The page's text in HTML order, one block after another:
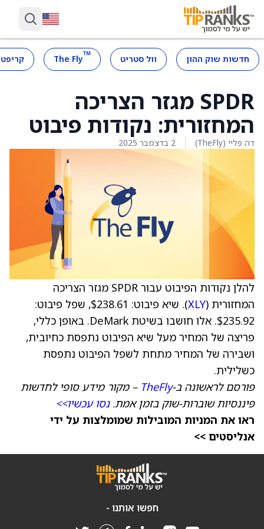
חדשות שוק ההון וול סטריט ™
The Fly
SPDR מגזר הצריכה
המחזורית: נקודות פיבוט
דה פליי (TheFly) 2 בדצמבר 2025
להלן נקודות הפיבוט עבור SPDR מגזר הצריכה
המחזורית (XLY
). שיא פיבוט: $238.61, שפל פיבוט:
$235.92. אלו חושבו בשיטת DeMark. באופן כללי,
פריצה של המחיר מעל שיא הפיבוט נתפסת כחיובית,
ושבירה של המחיר מתחת לשפל הפיבוט נתפסת
כשלילית.
פורסם לראשונה ב-TheFly – מקור מידע סופי לחדשות
פיננסיות שוברות-שוק בזמן אמת.נסו עכשיו>>
ראו את המניות המובילות שמומלצות על ידי
אנליסטים >>
חפשו אותנו -